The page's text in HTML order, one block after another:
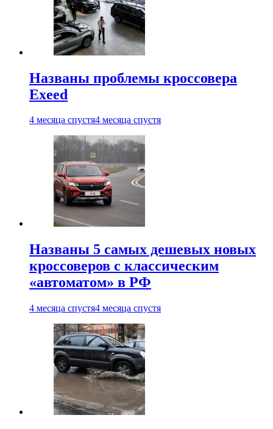
Названы проблемы кроссовера
Exeed
4 месяца спустя4 месяца спустя
Названы 5 самых дешевых новых
кроссоверов с классическим
«автоматом» в РФ
4 месяца спустя4 месяца спустя